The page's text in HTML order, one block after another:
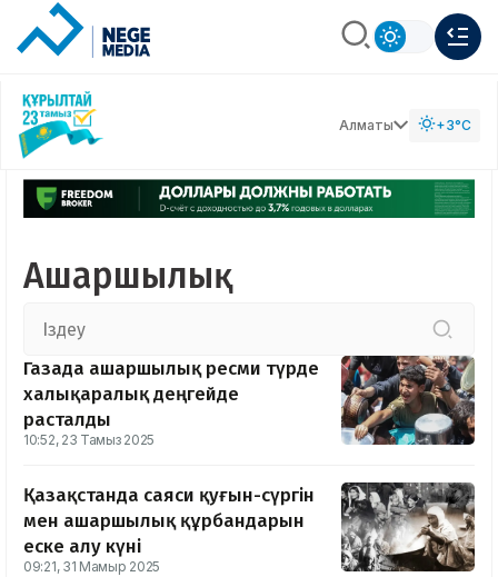
Алматы +3°C
Ашаршылық
Газада ашаршылық ресми түрде
халықаралық деңгейде
расталды
10:52, 23 Тамыз 2025
Қазақстанда саяси қуғын-сүргін
мен ашаршылық құрбандарын
еске алу күні
09:21, 31 Мамыр 2025